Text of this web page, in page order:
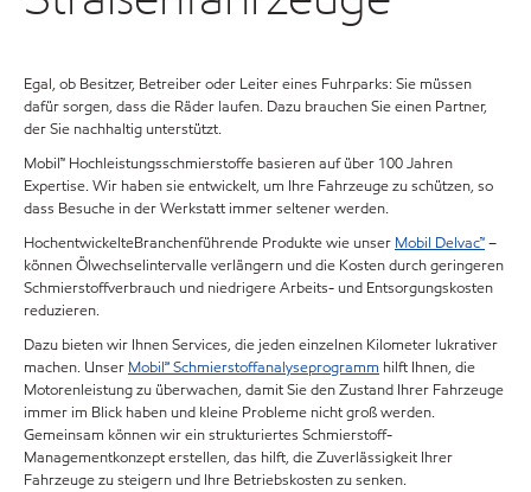
Egal, ob Besitzer, Betreiber oder Leiter eines Fuhrparks: Sie müssen
dafür sorgen, dass die Räder laufen. Dazu brauchen Sie einen Partner,
der Sie nachhaltig unterstützt.
Mobil™ Hochleistungsschmierstoffe basieren auf über 100 Jahren
Expertise. Wir haben sie entwickelt, um Ihre Fahrzeuge zu schützen, so
dass Besuche in der Werkstatt immer seltener werden.
HochentwickelteBranchenführende Produkte wie unser Mobil Delvac™–
können Ölwechselintervalle verlängern und die Kosten durch geringeren
Schmierstoffverbrauch und niedrigere Arbeits- und Entsorgungskosten
reduzieren.
Dazu bieten wir Ihnen Services, die jeden einzelnen Kilometer lukrativer
machen. Unser Mobil℠ Schmierstoffanalyseprogramm hilft Ihnen, die
Motorenleistung zu überwachen, damit Sie den Zustand Ihrer Fahrzeuge
immer im Blick haben und kleine Probleme nicht groß werden.
Gemeinsam können wir ein strukturiertes Schmierstoff-
Managementkonzept erstellen, das hilft, die Zuverlässigkeit Ihrer
Fahrzeuge zu steigern und Ihre Betriebskosten zu senken.